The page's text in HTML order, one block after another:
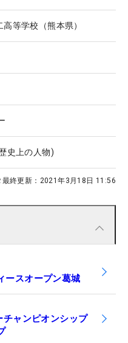
等学校（熊本県）
史上の人物)
終更新： 2021年3月18日 11:56
ースオープン葛城
チャンピオンシップ